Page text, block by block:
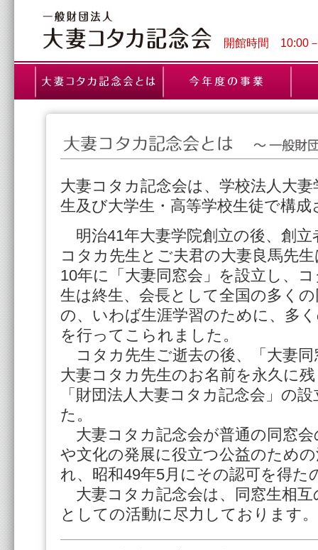
開館時間 10:00
大妻コタカ記念会は、学校法人大
生及び大学生・高等学校生徒で構
明治41年大妻学院創立の後、創立
コタカ先生とご夫君の大妻良馬先
10年に「大妻同窓会」を設立し、
生は終生、会長として全国の多く
の、いわば生涯学習のために、多
を行ってこられました。
コタカ先生ご逝去の後、「大妻同
大妻コタカ先生のお名前を永久に
「財団法人大妻コタカ記念会」の
た。
大妻コタカ記念会が普通の同窓
や文化の発展に役立つ公益のため
れ、昭和49年5月にその認可を得た
大妻コタカ記念会は、同窓生相
としての活動に尽力しております。